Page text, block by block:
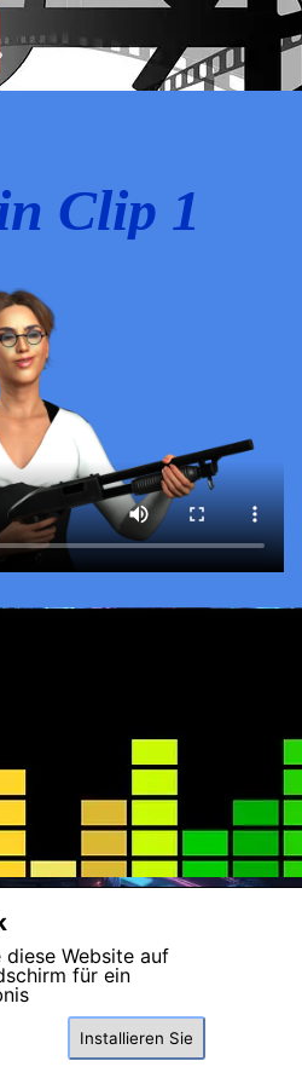
Clip 1
diese Website auf
für ein
Installieren Sie
Sie bitte die Datenschutzhinweise.